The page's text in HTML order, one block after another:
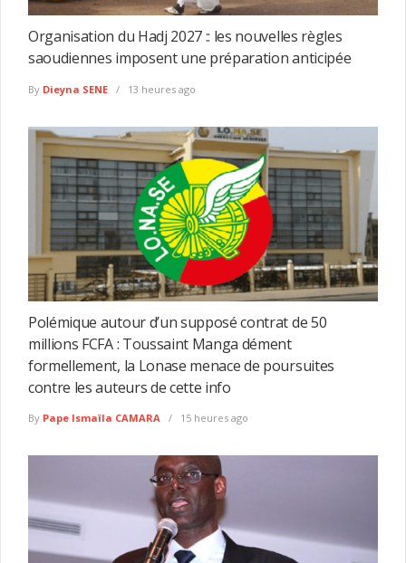
Organisation du Hadj 2027 :: les nouvelles règles
saoudiennes imposent une préparation anticipée
By Dieyna SENE 13 heures ago
Polémique autour d’un supposé contrat de 50
millions FCFA : Toussaint Manga dément
formellement, la Lonase menace de poursuites
contre les auteurs de cette info
By Pape Ismaïla CAMARA 15 heures ago